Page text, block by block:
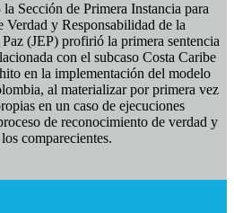
Sección de Primera Instancia para
Verdad y Responsabilidad de la
(JEP) profirió la primera sentencia
con el subcaso Costa Caribe
en la implementación del modelo
al materializar por primera vez
en un caso de ejecuciones
de reconocimiento de verdad y
comparecientes.